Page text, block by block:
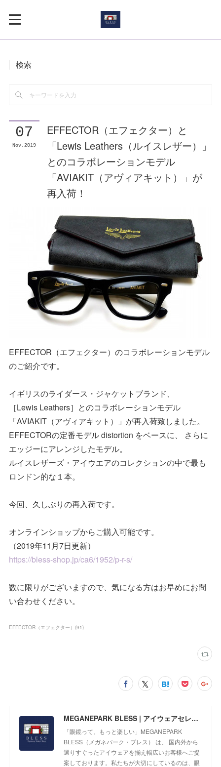
検索
07
Nov 2019
EFFECTOR（エフェクター）と
「Lewis Leathers（ルイスレザー）」
とのコラボレーションモデル
「AVIAKIT（アヴィアキット）」が
再入荷！
EFFECTOR（エフェクター）のコラボレーションモデル
のご紹介です。
イギリスのライダース・ジャケットブランド、
［Lewis Leathers］とのコラボレーションモデル
「AVIAKIT（アヴィアキット）」が再入荷致しました。
EFFECTORの定番モデル distortion をベースに、 さらに
エッジーにアレンジしたモデル。
ルイスレザーズ・アイウエアのコレクションの中で最も
ロンドン的な１本。
今回、久しぶりの再入荷です。
オンラインショップからご購入可能です。
（2019年11月7日更新）
https://bless-shop.jp/ca6/1952/p-r-s/
数に限りがございますので、気になる方はお早めにお問
い合わせください。
EFFECTOR（エフェクター） (91)
MEGANEPARK BLESS | アイウェアセレクトショップ
「眼鏡って、もっと楽しい」MEGANEPARK
BLESS（メガネパーク・ブレス） は、 国内外から
選りすぐったアイウェアを揃え幅広いお客様へご提
案しております。私たちが大切にしているのは、眼